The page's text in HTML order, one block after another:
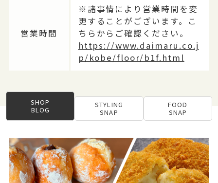
営業時間
※諸事情により営業時間を変
更することがございます。こ
ちらからご確認ください。
https://www.daimaru.co.j
p/kobe/floor/b1f.html
SHOP
BLOG
STYLING
SNAP
FOOD
SNAP